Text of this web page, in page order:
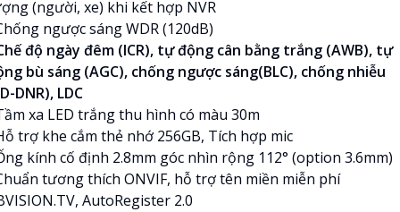
(người, xe) khi kết hợp NVR
ngược sáng WDR (120dB)
độ ngày đêm (ICR), tự động cân bằng trắng (AWB), tự
bù sáng (AGC), chống ngược sáng(BLC), chống nhiễu
DNR), LDC
xa LED trắng thu hình có màu 30m
trợ khe cắm thẻ nhớ 256GB, Tích hợp mic
kính cố định 2.8mm góc nhìn rộng 112° (option 3.6mm)
tương thích ONVIF, hỗ trợ tên miền miễn phí
AutoRegister 2.0